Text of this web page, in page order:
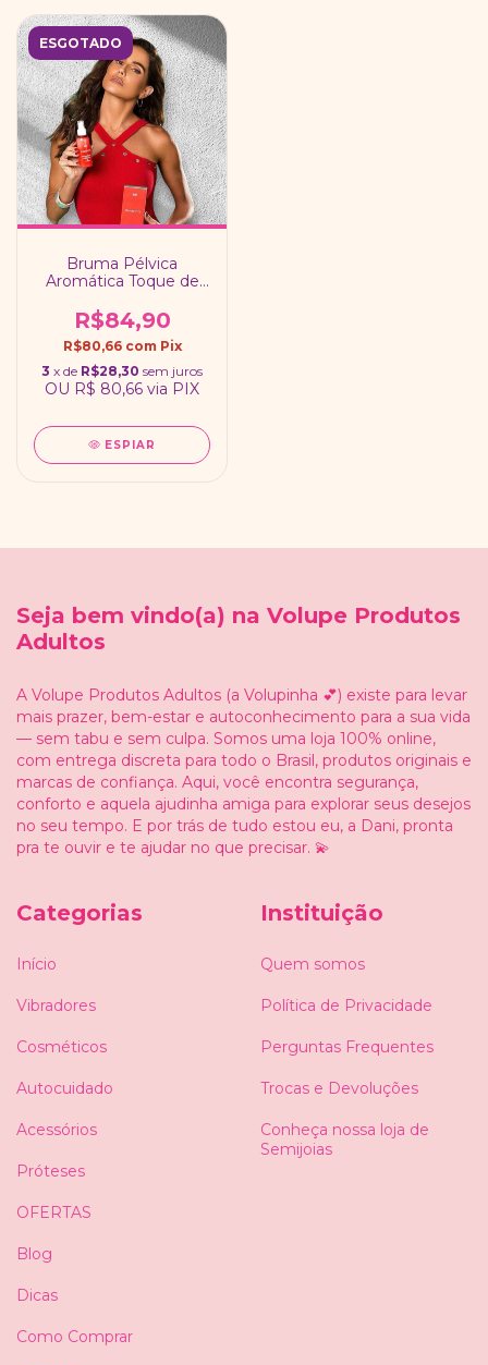
ESGOTADO
Bruma Pélvica
Aromática Toque de
Secco Intt
R$84,90
R$80,66 com Pix
3 x de R$28,30 sem juros
OU R$ 80,66 via PIX
ESPIAR
Seja bem vindo(a) na Volupe Produtos
Adultos
A Volupe Produtos Adultos (a Volupinha 💕) existe para levar
mais prazer, bem-estar e autoconhecimento para a sua vida
— sem tabu e sem culpa. Somos uma loja 100% online,
com entrega discreta para todo o Brasil, produtos originais e
marcas de confiança. Aqui, você encontra segurança,
conforto e aquela ajudinha amiga para explorar seus desejos
no seu tempo. E por trás de tudo estou eu, a Dani, pronta
pra te ouvir e te ajudar no que precisar. 💫
Categorias
Início
Vibradores
Cosméticos
Autocuidado
Acessórios
Próteses
OFERTAS
Blog
Dicas
Como Comprar
Instituição
Quem somos
Política de Privacidade
Perguntas Frequentes
Trocas e Devoluções
Conheça nossa loja de
Semijoias